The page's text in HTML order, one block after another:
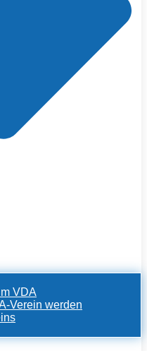
VDA
Verein werden